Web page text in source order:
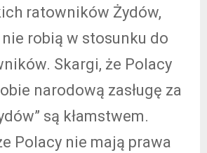
ratowników Żydów,
robią w stosunku do
Skargi, że Polacy
narodową zasługę za
są kłamstwem.
Polacy nie mają prawa